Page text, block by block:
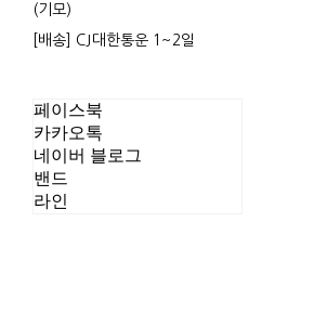
(기모)
[배송] CJ대한통운 1~2일
페이스북
카카오톡
네이버 블로그
밴드
라인